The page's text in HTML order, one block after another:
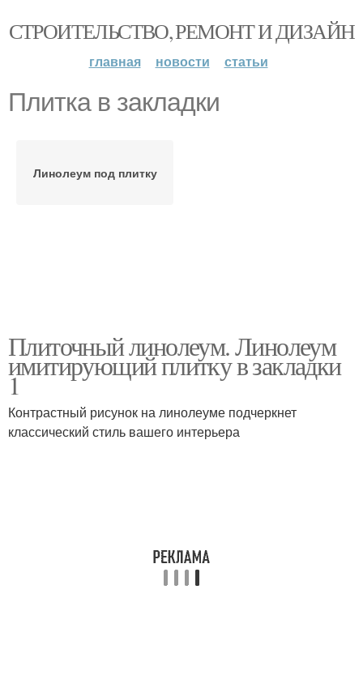
СТРОИТЕЛЬСТВО, РЕМОНТ И ДИЗАЙН
главная новости статьи
Плитка в закладки
Линолеум под плитку
Плиточный линолеум. Линолеум
имитирующий плитку в закладки
1
Контрастный рисунок на линолеуме подчеркнет
классический стиль вашего интерьера